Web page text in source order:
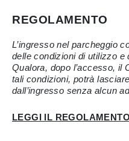
REGOLAMENTO
L’ingresso nel parcheggio
delle condizioni di utilizzo e
Qualora, dopo l’accesso, il
tali condizioni, potrà
dall’ingresso senza alcun
LEGGI IL REGOLAMENTO